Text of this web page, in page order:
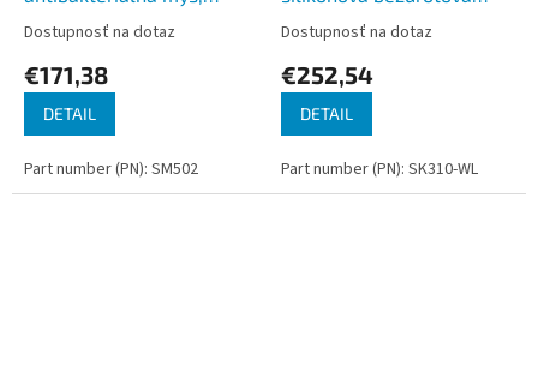
drôtová, biela, IP68
Dostupnosť na dotaz
€171,38
DETAIL
Part number (PN): SM502
klávesnica s touchpadom,
CZ, USB, IP68
Dostupnosť na dotaz
€252,54
DETAIL
Part number (PN): SK310-WL